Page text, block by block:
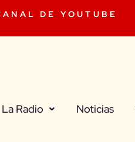
DE YOUTUBE
La Radio Noticias